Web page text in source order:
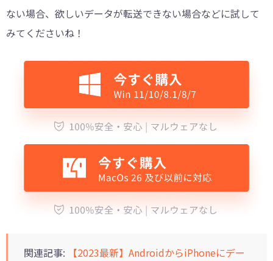
ない場合、欲しいデータが転送できない場合などに試して
みてくださいね！
関連記事:
【2023最新】AndroidからiPhoneにデー